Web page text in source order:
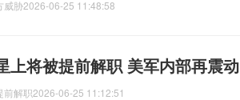
威胁2026-06-25 11:48:58
上将被提前解职 美军内部再震动
前解职2026-06-25 11:12:51